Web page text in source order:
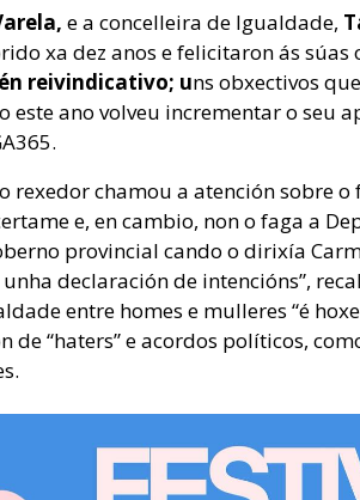
e a concelleira de Igualdade,
xa dez anos e felicitaron ás
reivindicativo; uns obxectivos
este ano volveu incrementar o seu
rexedor chamou a atención sobre
e, en cambio, non o faga a
provincial cando o dirixía
declaración de intencións”,
entre homes e mulleres “é
“haters” e acordos políticos,